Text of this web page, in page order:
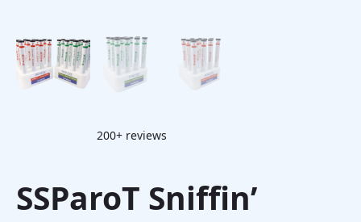
200+ reviews
SSParoT Sniffin’